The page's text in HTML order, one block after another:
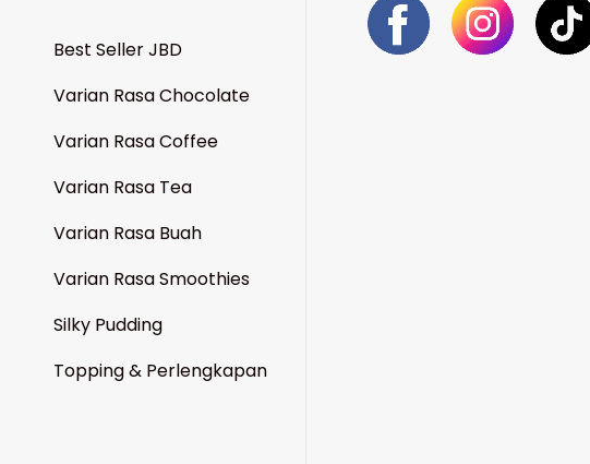
Best Seller JBD
Varian Rasa Chocolate
Varian Rasa Coffee
Varian Rasa Tea
Varian Rasa Buah
Varian Rasa Smoothies
Silky Pudding
Topping & Perlengkapan